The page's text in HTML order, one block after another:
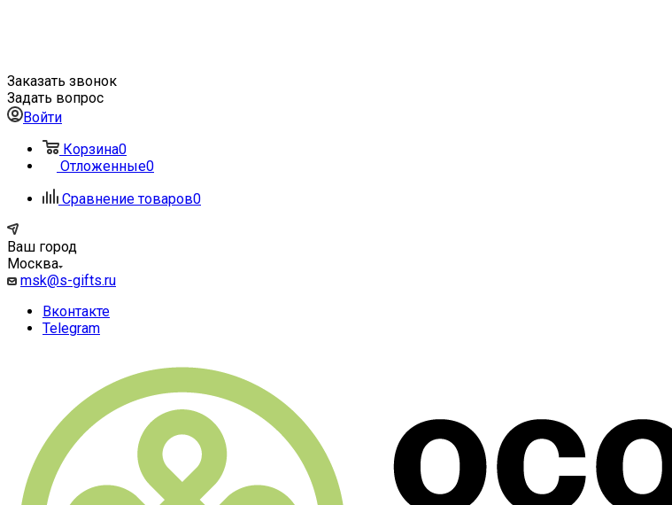
Заказать звонок
Задать вопрос
Войти
Корзина0
Отложенные0
Сравнение товаров0
Ваш город
Москва
msk@s-gifts.ru
Вконтакте
Telegram